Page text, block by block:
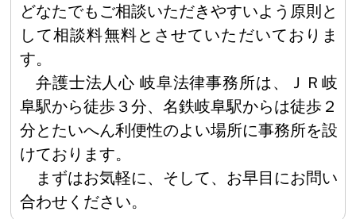
どなたでもご相談いただきやすいよう原則と
して相談料無料とさせていただいておりま
す。
弁護士法人心 岐阜法律事務所は、ＪＲ岐
阜駅から徒歩３分、名鉄岐阜駅からは徒歩２
分とたいへん利便性のよい場所に事務所を設
けております。
まずはお気軽に、そして、お早目にお問い
合わせください。